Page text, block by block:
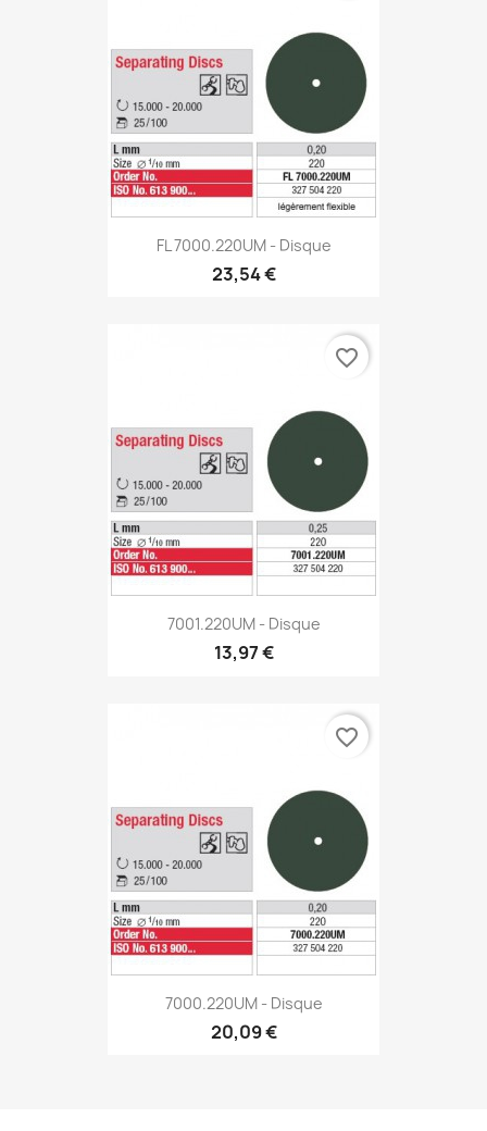
FL 7000.220UM - Disque
23,54 €
7001.220UM - Disque
13,97 €
favorite_border
7000.220UM - Disque
20,09 €
favorite_border